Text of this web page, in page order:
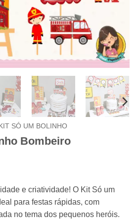
KIT SÓ UM BOLINHO
Bombeiro
e criatividade! O Kit Só um
para festas rápidas, com
no tema dos pequenos heróis.